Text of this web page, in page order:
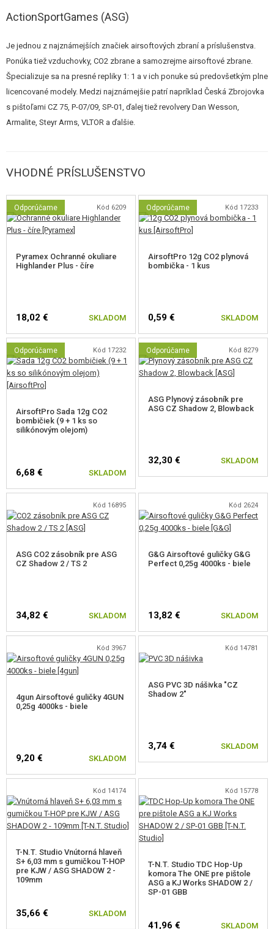
tenkými CNC črienkami, zaisťujú tieto drobné detaily skvelý úchop pištole.
Zväčšený bol tiež lucik spúšte pre lepší prístup a ovládanie spúšte aj v
rukaviciach.
Shadow 2 má tiež lepšiu uhol pažbičky, s hlbším vybraním pod záverom a
u spúšte. To zaisťuje prirodzenejšie a pevnejšie uchopenie zbrane v ruke a
Zväčšený uvoľňovač zásobníka je možné nastaviť do 3 možných polôh -
jednoducho pomocou imbusu. Záchyt zásobníka je mohutnejšie a pri
stlačení uvoľňovače tak získava strelec presnejšie odozvu na stlačenie.
Táto verzia má vylepšený spúšťový mechanizmus a je poháňaná CO2
Rám pištole, záver aj hlaveň sú kovové
Červená svetlovodná muška
Pohodlná rukoväť a CNC črienky
Zväčšený lucik
Zväčšený uvoľňovač zásobníka s 3 polohami
Predné RIS koľajnice pre montáž príslušenstva
ActionSportGames (ASG)
Je jednou z najznámejších značiek airsoftových zbraní a príslušenstva.
Ponúka tiež vzduchovky, CO2 zbrane a samozrejme airsoftové zbrane.
Špecializuje sa na presné repliky 1: 1 a v ich ponuke sú predovšetkým plne
licencované modely. Medzi najznámejšie patrí napríklad Česká Zbrojovka
s pištoľami CZ 75, P-07/09, SP-01, ďalej tiež revolvery Dan Wesson,
Armalite, Steyr Arms, VLTOR a ďalšie.
VHODNÉ PRÍSLUŠENSTVO
Odporúčame Kód 6209
Pyramex Ochranné okuliare
Highlander Plus - číre
18,02 € SKLADOM
Odporúčame Kód 17233
AirsoftPro 12g CO2 plynová
bombička - 1 kus
0,59 € SKLADOM
Odporúčame Kód 17232
AirsoftPro Sada 12g CO2
bombičiek (9 + 1 ks so
silikónovým olejom)
6,68 € SKLADOM
Odporúčame Kód 8279
ASG Plynový zásobník pre
ASG CZ Shadow 2, Blowback
32,30 € SKLADOM
Kód 16895
ASG CO2 zásobník pre ASG
CZ Shadow 2 / TS 2
34,82 € SKLADOM
Kód 2624
G&G Airsoftové guličky G&G
Perfect 0,25g 4000ks - biele
13,82 € SKLADOM
Kód 3967
4gun Airsoftové guličky 4GUN
0,25g 4000ks - biele
9,20 € SKLADOM
Kód 14781
ASG PVC 3D nášivka "CZ
Shadow 2"
3,74 € SKLADOM
Kód 14174
T-N.T. Studio Vnútorná hlaveň
S+ 6,03 mm s gumičkou T-HOP
pre KJW / ASG SHADOW 2 -
109mm
35,66 € SKLADOM
Kód 15778
T-N.T. Studio TDC Hop-Up
komora The ONE pre pištole
ASG a KJ Works SHADOW 2 /
SP-01 GBB
41,96 € SKLADOM